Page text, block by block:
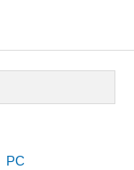
PC